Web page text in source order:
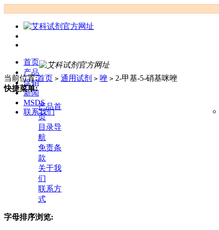
首页
产品
促销
新闻
MSDS
联系我们
当前位置:首页 > 通用试剂 > 唑 > 2-甲基-5-硝基咪唑
快捷菜单:
产品首
页
目录导
航
免责条
款
关于我
们
联系方
式
字母排序浏览: